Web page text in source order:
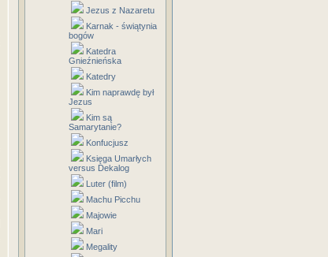
Jezus z Nazaretu
Karnak - świątynia
bogów
Katedra
Gnieźnieńska
Katedry
Kim naprawdę był
Jezus
Kim są
Samarytanie?
Konfucjusz
Księga Umarłych
versus Dekalog
Luter (film)
Machu Picchu
Majowie
Mari
Megality